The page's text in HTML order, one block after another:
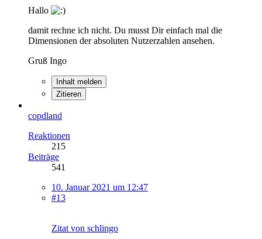
Hallo
damit rechne ich nicht. Du musst Dir einfach mal die
Dimensionen der absoluten Nutzerzahlen ansehen.
Gruß Ingo
Inhalt melden
Zitieren
copdland
Reaktionen
215
Beiträge
541
10. Januar 2021 um 12:47
#13
Zitat von schlingo